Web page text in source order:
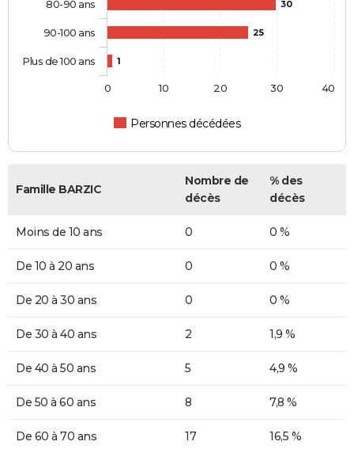
30
25
1
Personnes décédées
80-90 ans
90-100 ans
Plus de 100 ans
0 10 20 30 40
Famille BARZIC
Nombre de
décès
% des
décès
Moins de 10 ans 0 0 %
De 10 à 20 ans 0 0 %
De 20 à 30 ans 0 0 %
De 30 à 40 ans 2 1,9 %
De 40 à 50 ans 5 4,9 %
De 50 à 60 ans 8 7,8 %
De 60 à 70 ans 17 16,5 %